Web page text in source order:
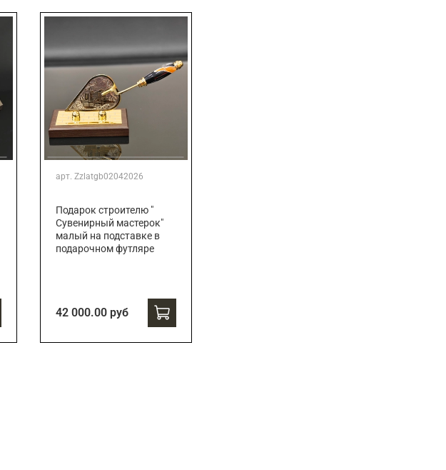
арт. Zzlatgb02042026
Подарок строителю "
Сувенирный мастерок"
малый на подставке в
подарочном футляре
42 000.00 руб